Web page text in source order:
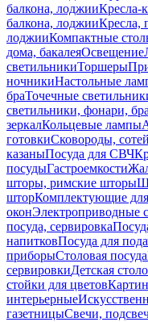
балкона, лоджииКресла-
балкона, лоджииКресла,
лоджииКомпактные
дома, бакалеяОсвещение
светильникиТоршеры
ночникиНастольные
браТочечные
светильники, фонари, бра
зеркалКольцевые лампы
готовкиСковороды,
казаныПосуда для СВЧ
посудыГастроемкости
шторы, римские шторы
шторКомплектующие
оконЭлектроприводные
посуда, сервировка
напитковПосуда для
приборыСтоловая посуда
сервировкиДетская
стойки для цветов
интерьерные
газетницыСвечи,